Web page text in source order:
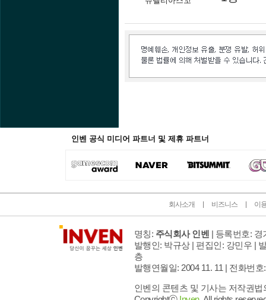
인벤 공식 미디어 파트너 및 제휴 파트너
회사소개 비즈니스 이
명칭: 주식회사 인벤 | 등록번호: 경
발행인: 박규상 | 편집인: 강민우 |
층
발행연월일: 2004 11. 11 | 전화번호
인벤의 콘텐츠 및 기사는 저작권